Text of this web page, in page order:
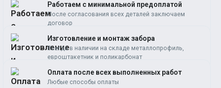
Работаем c минимальной предоплатой
После согласования всех деталей заключаем
договор
Изготовление и монтаж забора
Всегда в наличии на складе металлопрофиль,
евроштакетник и поликарбонат
Оплата после всех выполненных работ
Любые способы оплаты